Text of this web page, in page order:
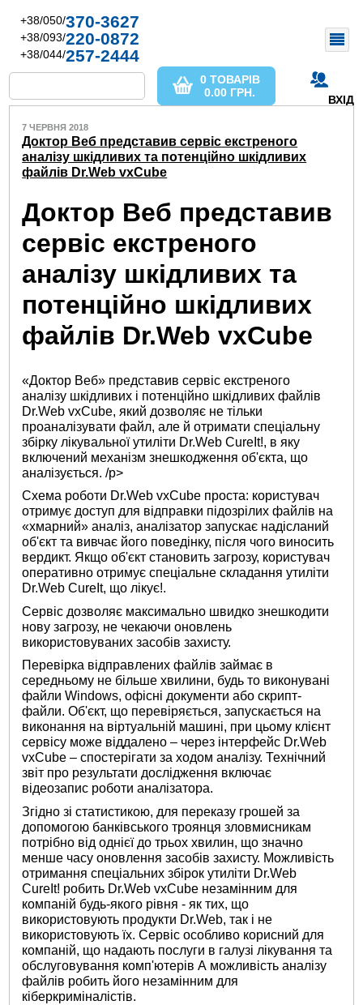
+38/050/370-3627
+38/093/220-0872
+38/044/257-2444
ВХІД
0 ТОВАРІВ
0.00 ГРН.
7 ЧЕРВНЯ 2018
Доктор Веб представив сервіс екстреного
аналізу шкідливих та потенційно шкідливих
файлів Dr.Web vxCube
Доктор Веб представив
сервіс екстреного
аналізу шкідливих та
потенційно шкідливих
файлів Dr.Web vxCube
«Доктор Веб» представив сервіс екстреного
аналізу шкідливих і потенційно шкідливих файлів
Dr.Web vxCube, який дозволяє не тільки
проаналізувати файл, але й отримати спеціальну
збірку лікувальної утиліти Dr.Web CureIt!, в яку
включений механізм знешкодження об'єкта, що
аналізується. /p>
Схема роботи Dr.Web vxCube проста: користувач
отримує доступ для відправки підозрілих файлів на
«хмарний» аналіз, аналізатор запускає надісланий
об'єкт та вивчає його поведінку, після чого виносить
вердикт. Якщо об'єкт становить загрозу, користувач
оперативно отримує спеціальне складання утиліти
Dr.Web CureIt, що лікує!.
Сервіс дозволяє максимально швидко знешкодити
нову загрозу, не чекаючи оновлень
використовуваних засобів захисту.
Перевірка відправлених файлів займає в
середньому не більше хвилини, будь то виконувані
файли Windows, офісні документи або скрипт-
файли. Об'єкт, що перевіряється, запускається на
виконання на віртуальній машині, при цьому клієнт
сервісу може віддалено – через інтерфейс Dr.Web
vxCube – спостерігати за ходом аналізу. Технічний
звіт про результати дослідження включає
відеозапис роботи аналізатора.
Згідно зі статистикою, для переказу грошей за
допомогою банківського троянця зловмисникам
потрібно від однієї до трьох хвилин, що значно
менше часу оновлення засобів захисту. Можливість
отримання спеціальних збірок утиліти Dr.Web
CureIt! робить Dr.Web vxCube незамінним для
компаній будь-якого рівня - як тих, що
використовують продукти Dr.Web, так і не
використовують їх. Сервіс особливо корисний для
компаній, що надають послуги в галузі лікування та
обслуговування комп'ютерів А можливість аналізу
файлів робить його незамінним для
кіберкриміналістів.